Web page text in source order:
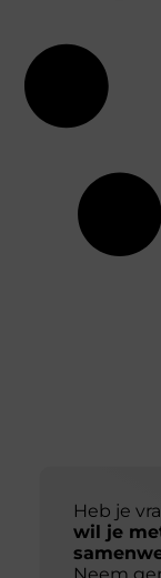
Heb je
wil je
Neem